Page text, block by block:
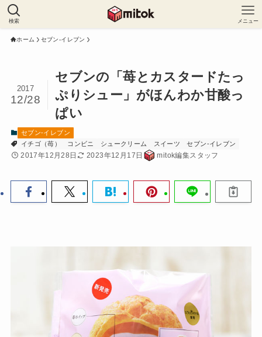
検索 メニュー
ホーム セブン-イレブン
セブンの「苺とカスタードたっ
ぷりシュー」がほんわか甘酸っ
ぱい
2017
12/28
セブン-イレブン
イチゴ（苺）
コンビニ シュークリーム スイーツ セブン-イレブン
2017年12月28日 2023年12月17日 mitok編集スタッフ